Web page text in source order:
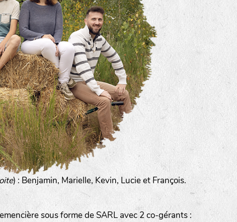
) : Benjamin, Marielle, Kevin, Lucie et François.
sous forme de SARL avec 2 co-gérants :